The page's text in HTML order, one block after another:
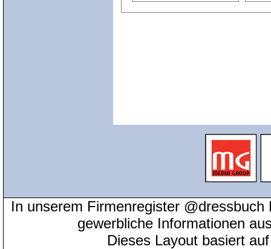
In unserem Firmenregister
gewerbliche Informationen
Dieses Layout basiert